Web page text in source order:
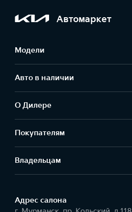
Автомаркет
Модели
Авто в наличии
О Дилере
Покупателям
Владельцам
Адрес салонa